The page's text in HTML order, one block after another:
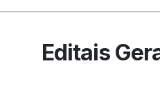
Editais